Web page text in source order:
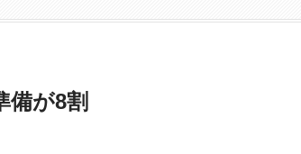
が8割